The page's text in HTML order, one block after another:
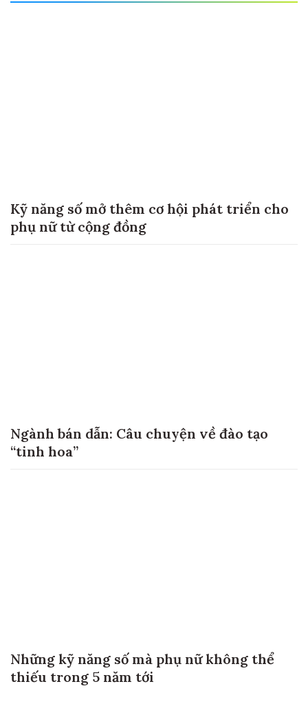
Kỹ năng số mở thêm cơ hội phát triển cho
phụ nữ từ cộng đồng
Ngành bán dẫn: Câu chuyện về đào tạo
“tinh hoa”
Những kỹ năng số mà phụ nữ không thể
thiếu trong 5 năm tới